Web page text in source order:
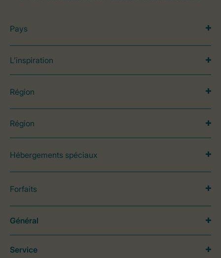
Pays
L’inspiration
Région
Région
Hébergements spéciaux
Forfaits
Général
Service